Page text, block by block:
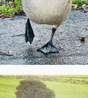
Vigneux-sur-Seine,
décembre 2023 – Shpik :
Bernache